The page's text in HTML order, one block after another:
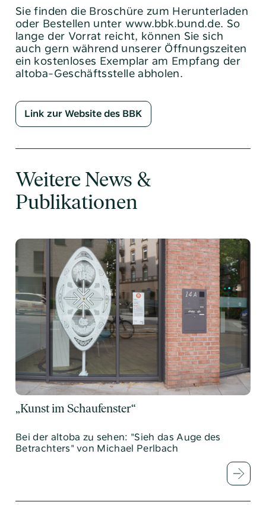
Sie finden die Broschüre zum Herunterladen
oder Bestellen unter www.bbk.bund.de. So
lange der Vorrat reicht, können Sie sich
auch gern während unserer Öffnungszeiten
ein kostenloses Exemplar am Empfang der
altoba-Geschäftsstelle abholen.
Link zur Website des BBK
Weitere News &
Publikationen
„Kunst im Schaufenster“
Bei der altoba zu sehen: "Sieh das Auge des
Betrachters" von Michael Perlbach